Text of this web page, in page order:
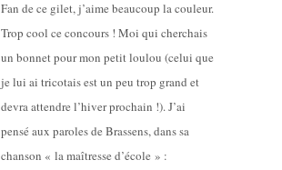
Fan de ce gilet, j’aime beaucoup la couleur.
Trop cool ce concours ! Moi qui cherchais
un bonnet pour mon petit loulou (celui que
je lui ai tricotais est un peu trop grand et
devra attendre l’hiver prochain !). J’ai
pensé aux paroles de Brassens, dans sa
chanson « la maîtresse d’école » :